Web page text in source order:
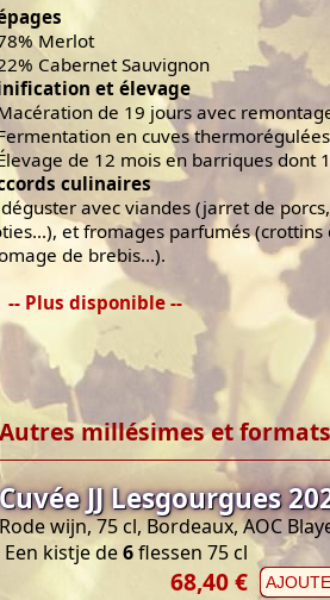
Merlot
Cabernet Sauvignon
et élevage
de 19 jours avec
en cuves
de 12 mois en barriques dont
culinaires
avec viandes (jarret de
et fromages parfumés (crottins
de brebis...).
-- Plus disponible --
Autres millésimes et
Cuvée JJ Lesgourgues
Rode wijn, 75 cl, Bordeaux, AOC
Een kistje de6flessen 75 cl
68,40 €